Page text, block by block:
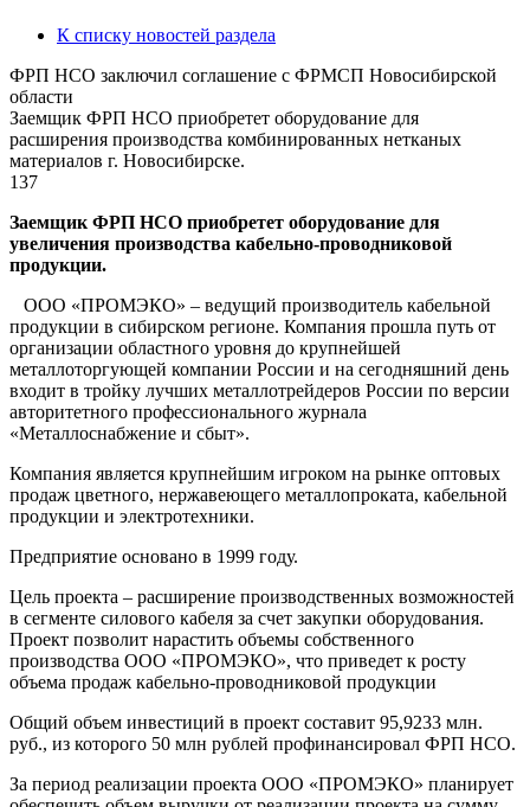
К списку новостей раздела
ФРП НСО заключил соглашение с ФРМСП Новосибирской
области
Заемщик ФРП НСО приобретет оборудование для
расширения производства комбинированных нетканых
материалов г. Новосибирске.
137
Заемщик ФРП НСО приобретет оборудование для
увеличения производства кабельно-проводниковой
продукции.
ООО «ПРОМЭКО» – ведущий производитель кабельной
продукции в сибирском регионе. Компания прошла путь от
организации областного уровня до крупнейшей
металлоторгующей компании России и на сегодняшний день
входит в тройку лучших металлотрейдеров России по версии
авторитетного профессионального журнала
«Металлоснабжение и сбыт».
Компания является крупнейшим игроком на рынке оптовых
продаж цветного, нержавеющего металлопроката, кабельной
продукции и электротехники.
Предприятие основано в 1999 году.
Цель проекта – расширение производственных возможностей
в сегменте силового кабеля за счет закупки оборудования.
Проект позволит нарастить объемы собственного
производства ООО «ПРОМЭКО», что приведет к росту
объема продаж кабельно-проводниковой продукции
Общий объем инвестиций в проект составит 95,9233 млн.
руб., из которого 50 млн рублей профинансировал ФРП НСО.
За период реализации проекта ООО «ПРОМЭКО» планирует